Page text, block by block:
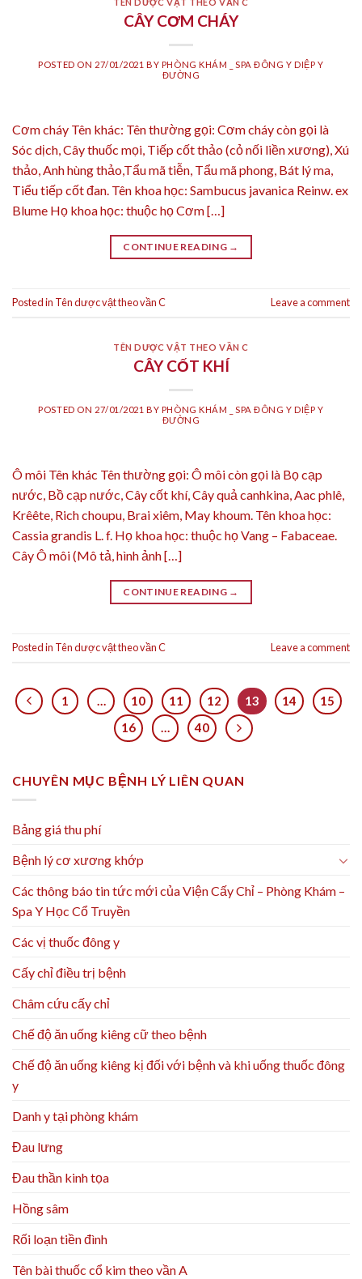
TÊN DƯỢC VẬT THEO VẦN C
CÂY CƠM CHÁY
POSTED ON 27/01/2021 BY PHÒNG KHÁM _ SPA ĐÔNG Y DIỆP Y
ĐƯỜNG
Cơm cháy Tên khác: Tên thường gọi: Cơm cháy còn gọi là
Sóc dịch, Cây thuốc mọi, Tiếp cốt thảo (cỏ nối liền xương), Xú
thảo, Anh hùng thảo,Tẩu mã tiễn, Tẩu mã phong, Bát lý ma,
Tiểu tiếp cốt đan. Tên khoa học: Sambucus javanica Reinw. ex
Blume Họ khoa học: thuộc họ Cơm […]
CONTINUE READING →
Posted in Tên dược vật theo vần C Leave a comment
TÊN DƯỢC VẬT THEO VẦN C
CÂY CỐT KHÍ
POSTED ON 27/01/2021 BY PHÒNG KHÁM _ SPA ĐÔNG Y DIỆP Y
ĐƯỜNG
Ô môi Tên khác Tên thường gọi: Ô môi còn gọi là Bọ cạp
nước, Bồ cạp nước, Cây cốt khí, Cây quả canhkina, Aac phlê,
Krêête, Rich choupu, Brai xiêm, May khoum. Tên khoa học:
Cassia grandis L. f. Họ khoa học: thuộc họ Vang – Fabaceae.
Cây Ô môi (Mô tả, hình ảnh […]
CONTINUE READING →
Posted in Tên dược vật theo vần C Leave a comment
1 10 11 12 13 14
15
16
… 40
CHUYÊN MỤC BỆNH LÝ LIÊN QUAN
Bảng giá thu phí
Bệnh lý cơ xương khớp
Các thông báo tin tức mới của Viện Cấy Chỉ – Phòng Khám –
Spa Y Học Cổ Truyền
Các vị thuốc đông y
Cấy chỉ điều trị bệnh
Châm cứu cấy chỉ
Chế độ ăn uống kiêng cữ theo bệnh
Chế độ ăn uống kiêng kị đối với bệnh và khi uống thuốc đông
y
Danh y tại phòng khám
Đau lưng
Đau thần kinh tọa
Hồng sâm
Rối loạn tiền đình
Tên bài thuốc cổ kim theo vần A